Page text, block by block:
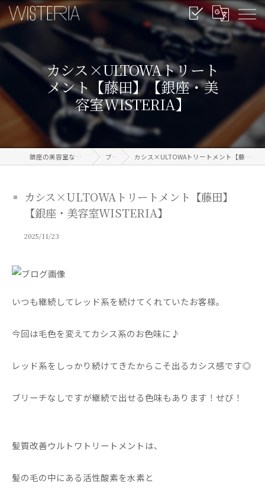
カシス×ULTOWAトリート
メント【藤田】【銀座・美
容室WISTERIA】
銀座の美容室なら信頼のWISTERIA ブログ カシス×ULTOWAトリートメント【藤田】【銀座・美容室WISTERIA】
カシス×ULTOWAトリートメント【藤田】
【銀座・美容室WISTERIA】
2025/11/23
いつも継続してレッド系を続けてくれていたお客様。
今回は毛色を変えてカシス系のお色味に♪
レッド系をしっかり続けてきたからこそ出るカシス感です◎
ブリーチなしですが継続で出せる色味もあります！せび！
髪質改善ウルトワトリートメントは、
髪の毛の中にある活性酸素を水素と